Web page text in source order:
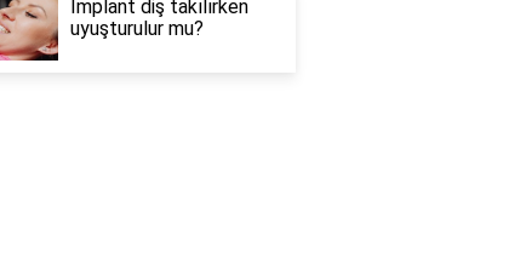
İmplant diş takılırken
uyuşturulur mu?